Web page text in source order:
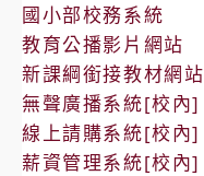
國小部校務系統
教育公播影片網站
新課綱銜接教材網站
無聲廣播系統[校內]
線上請購系統[校內]
薪資管理系統[校內]